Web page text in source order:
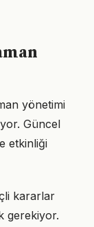
yönetimi
Güncel
etkinliği
kararlar
gerekiyor.